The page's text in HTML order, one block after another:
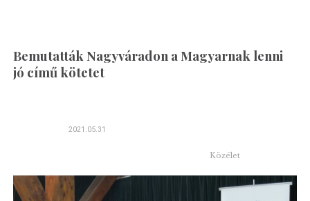
Bemutatták Nagyváradon a Magyarnak lenni
jó című kötetet
2021.05.31
Közélet